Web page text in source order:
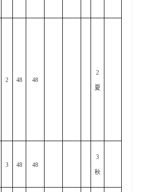
2 48 48
2
夏
3 48 48
3
秋